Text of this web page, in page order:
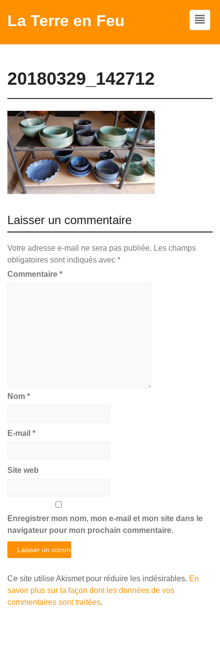
La Terre en Feu
20180329_142712
Laisser un commentaire
Votre adresse e-mail ne sera pas publiée. Les champs
obligatoires sont indiqués avec *
Commentaire *
Nom *
E-mail *
Site web
Enregistrer mon nom, mon e-mail et mon site dans le
navigateur pour mon prochain commentaire.
Ce site utilise Akismet pour réduire les indésirables. En
savoir plus sur la façon dont les données de vos
commentaires sont traitées.